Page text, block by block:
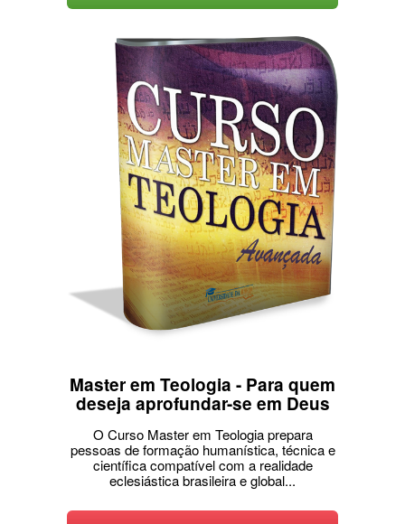
Master em Teologia - Para quem
deseja aprofundar-se em Deus
O Curso Master em Teologia prepara
pessoas de formação humanística, técnica e
científica compatível com a realidade
eclesiástica brasileira e global...